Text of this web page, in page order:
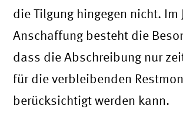
die Tilgung hingegen nicht. Im
Anschaffung besteht die
dass die Abschreibung nur
für die verbleibenden
berücksichtigt werden kann.